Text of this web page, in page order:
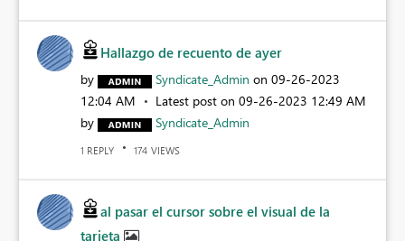
Hallazgo de recuento de ayer
by Syndicate_Admin on ‎09-26-2023
12:04 AM
Latest post on ‎09-26-2023 12:49 AM
by
Syndicate_Admin
1 REPLY 174 VIEWS
al pasar el cursor sobre el visual de la
tarjeta